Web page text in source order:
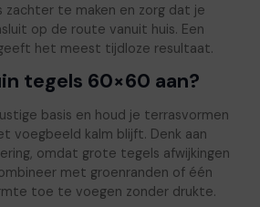
zachter te maken en zorg dat je
op de route vanuit huis. Een
het meest tijdloze resultaat.
tegels 60×60 aan?
basis en houd je terrasvormen
voegbeeld kalm blijft. Denk aan
omdat grote tegels afwijkingen
met groenranden of één
toe te voegen zonder drukte.